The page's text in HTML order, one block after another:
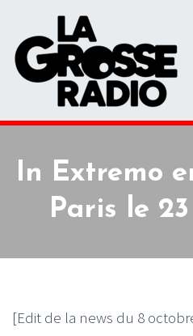
In Extremo
Paris le
[Edit de la news du 8